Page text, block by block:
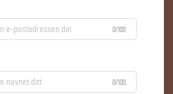
0/100
0/100